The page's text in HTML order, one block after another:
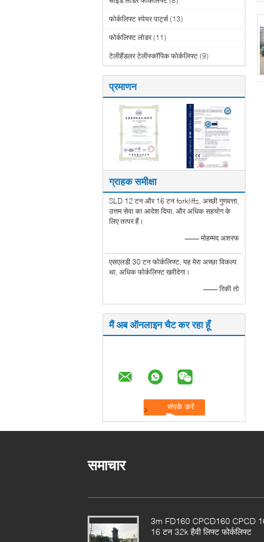
फोर्कलिफ्ट स्पेयर पार्ट्स (13)
फोर्कलिफ्ट लोडर (11)
टेलीहैंडलर टेलीस्कॉपिक फोर्कलिफ्ट (9)
प्रमाणन
ग्राहक समीक्षा
SLD 12 टन और 16 टन forklifts, अच्छी गुणवत्ता,
उत्तम सेवा का आदेश दिया, और अधिक सहयोग के
लिए तत्पर हैं।
—— मोहम्मद अशरफ
एसएलडी 30 टन फोर्कलिफ्ट, यह मेरा अच्छा विकल्प
था, अधिक फोर्कलिफ्ट खरीदेगा।
—— रिकी तो
मैं अब ऑनलाइन चैट कर रहा हूँ
समाचार
3m FD160 CPCD160 CPCD
16 टन 32k हैवी लिफ्ट फोर्कलिफ्ट